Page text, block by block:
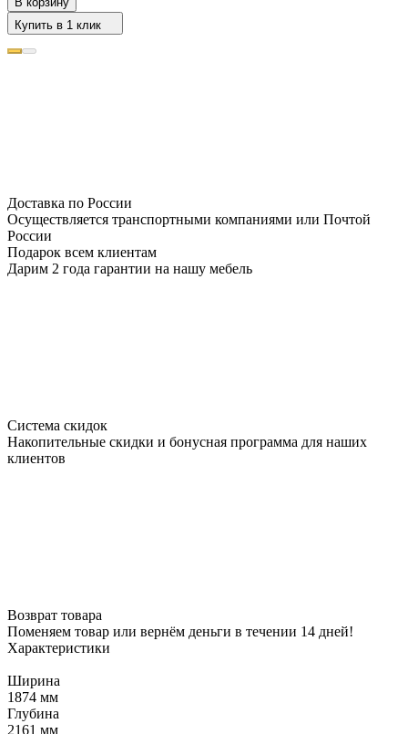
Купить в 1 клик
Доставка по России
Осуществляется транспортными компаниями или Почтой
России
Подарок всем клиентам
Дарим 2 года гарантии на нашу мебель
Система скидок
Накопительные скидки и бонусная программа для наших
клиентов
Возврат товара
Поменяем товар или вернём деньги в течении 14 дней!
Характеристики
Ширина
1874 мм
Глубина
2161 мм